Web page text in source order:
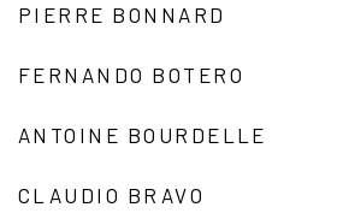
PIERRE BONNARD
FERNANDO BOTERO
ANTOINE BOURDELLE
CLAUDIO BRAVO